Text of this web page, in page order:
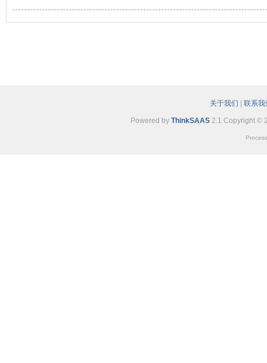
关于我们 联系我
Powered by ThinkSAAS 2.1 Copyright ©